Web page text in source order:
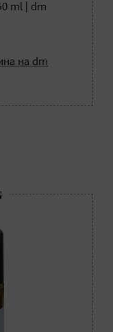
ml | dm
на dm